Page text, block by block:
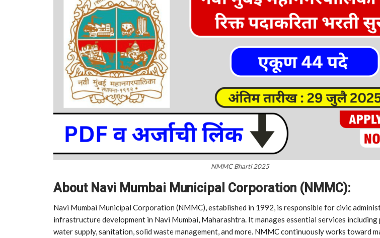
NMMC Bharti 2025
About Navi Mumbai Municipal Corporation (NMMC):
Navi Mumbai Municipal Corporation (NMMC), established in 1992, is responsible for civic
infrastructure development in Navi Mumbai, Maharashtra. It manages essential services including
water supply, sanitation, solid waste management, and more. NMMC continuously works toward